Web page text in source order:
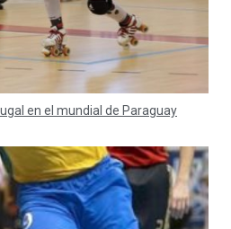
en el mundial de Paraguay